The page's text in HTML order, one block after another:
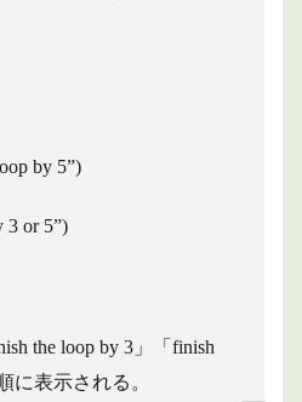
by 5”)
3 or 5”)
the loop by 3」「finish
に表示される。